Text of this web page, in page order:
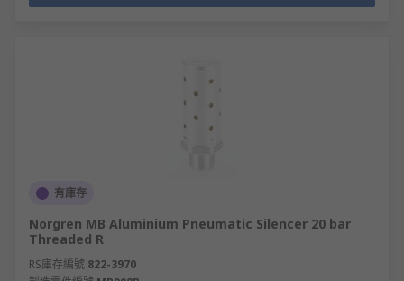
有庫存
Norgren MB Aluminium Pneumatic Silencer 20 bar
Threaded R
RS庫存編號 822-3970